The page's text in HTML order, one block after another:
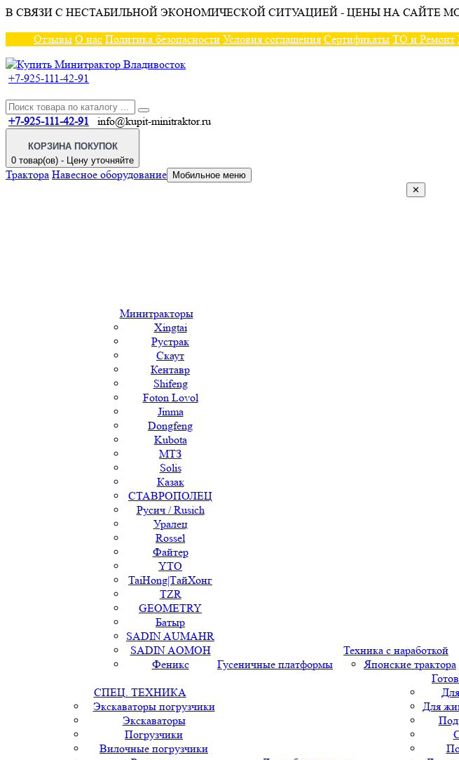
В СВЯЗИ С НЕСТАБИЛЬНОЙ ЭКОНОМИЧЕСКОЙ СИТУАЦИЕЙ - ЦЕНЫ НА САЙТЕ
Отзывы О нас Политика безопасности Условия соглашения Сертификаты ТО и Ремонт
+7-925-111-42-91
+7-925-111-42-91 info@kupit-minitraktor.ru
КОРЗИНА ПОКУПОК
0 товар(ов) - Цену уточняйте
Трактора Навесное оборудование
Мобильное меню
✕
Минитракторы
Xingtai
Рустрак
Скаут
Кентавр
Shifeng
Foton Lovol
Jinma
Dongfeng
Kubota
МТЗ
Solis
Казак
СТАВРОПОЛЕЦ
Русич / Rusich
Уралец
Rossel
Файтер
YTO
TaiHong|ТайХонг
TZR
GEOMETRY
Батыр
SADIN AUMAHR
SADIN AOMOH
Феникс
Гусеничные платформы
Техника с наработкой
Японские трактора
СПЕЦ. ТЕХНИКА
Экскаваторы погрузчики
Экскаваторы
Погрузчики
Вилочные погрузчики
Для
Под